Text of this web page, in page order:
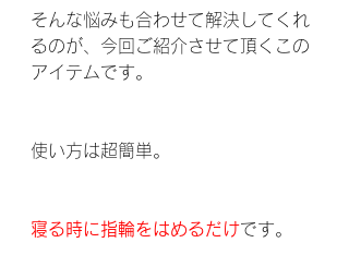
そんな悩みも合わせて解決してくれ
るのが、今回ご紹介させて頂くこの
アイテムです。
使い方は超簡単。
寝る時に指輪をはめるだけです。